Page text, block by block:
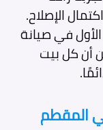
الإصلاح.
في صيانة
أن كل بيت
المقطم